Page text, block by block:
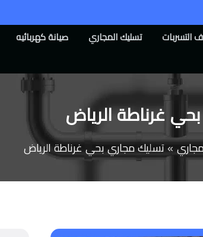
التسربات تسليك المجاري صيانة كهربائيه
غرناطة الرياض
تسليك مجاري بحي غرناطة الرياض